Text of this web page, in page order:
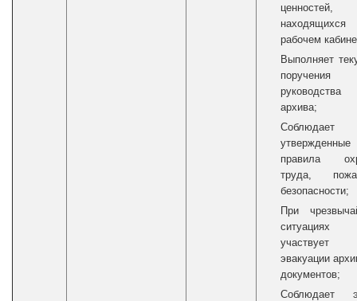
ценностей,
рабочем
Выполняет
поручения
руководства
архива;
Соблюдает
утвержденные
правила
труда,
безопасности;
При
ситуациях
участвует
эвакуации
документов;
Соблюдает